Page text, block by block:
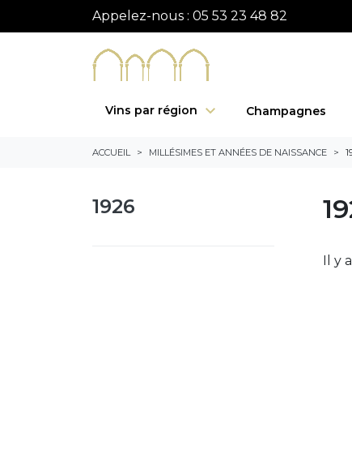
Appelez-nous : 05 53 23 48 82
Vins par région Champagnes
ACCUEIL MILLÉSIMES ET ANNÉES DE NAISSANCE
1926
Il y